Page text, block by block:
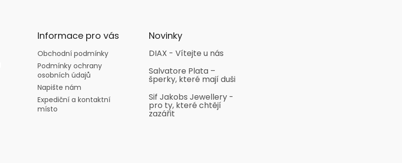
Informace pro vás
Obchodní podmínky
Podmínky ochrany
osobních údajů
Napište nám
Expediční a kontaktní
místo
Novinky
DIAX - Vítejte u nás
Salvatore Plata –
šperky, které mají duši
Sif Jakobs Jewellery -
pro ty, které chtějí
zazářit